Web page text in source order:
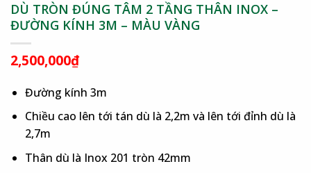
DÙ TRÒN ĐÚNG TÂM 2 TẦNG THÂN INOX –
ĐƯỜNG KÍNH 3M – MÀU VÀNG
2,500,000₫
Đường kính 3m
Chiều cao lên tới tán dù là 2,2m và lên tới đỉnh dù là
2,7m
Thân dù là Inox 201 tròn 42mm